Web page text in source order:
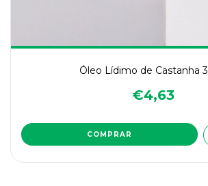
Óleo Lídimo de Castanha
€4,63